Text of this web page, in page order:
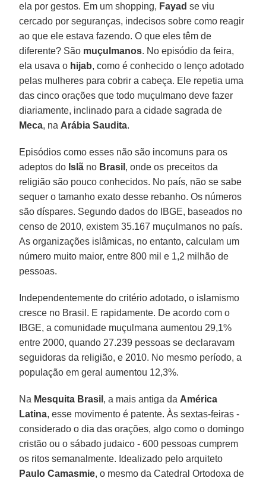
ela por gestos. Em um shopping, Fayad se viu
cercado por seguranças, indecisos sobre como reagir
ao que ele estava fazendo. O que eles têm de
diferente? São muçulmanos. No episódio da feira,
ela usava o hijab, como é conhecido o lenço adotado
pelas mulheres para cobrir a cabeça. Ele repetia uma
das cinco orações que todo muçulmano deve fazer
diariamente, inclinado para a cidade sagrada de
Meca, na Arábia Saudita.
Episódios como esses não são incomuns para os
adeptos do Islã no Brasil , onde os preceitos da
religião são pouco conhecidos. No país, não se sabe
sequer o tamanho exato desse rebanho. Os números
são díspares. Segundo dados do IBGE, baseados no
censo de 2010, existem 35.167 muçulmanos no país.
As organizações islâmicas, no entanto, calculam um
número muito maior, entre 800 mil e 1,2 milhão de
pessoas.
Independentemente do critério adotado, o islamismo
cresce no Brasil. E rapidamente. De acordo com o
IBGE, a comunidade muçulmana aumentou 29,1%
entre 2000, quando 27.239 pessoas se declaravam
seguidoras da religião, e 2010. No mesmo período, a
população em geral aumentou 12,3%.
Na Mesquita Brasil , a mais antiga da América
Latina, esse movimento é patente. Às sextas-feiras -
considerado o dia das orações, algo como o domingo
cristão ou o sábado judaico - 600 pessoas cumprem
os ritos semanalmente. Idealizado pelo arquiteto
Paulo Camasmie, o mesmo da Catedral Ortodoxa de